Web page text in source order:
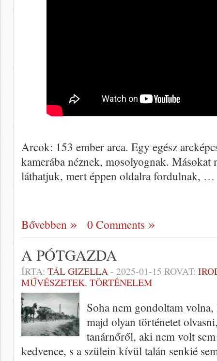
Arcok: 153 ember arca. Egy egész
kamerába néznek, mosolyognak.
láthatjuk, mert éppen oldalra fordulnak, …
Bővebben 0 Comments
A PÓTGAZDA
ÍRTA: TÁL GIZELLA- 2025-01-15 ROVAT:
MŰVÉSZETEK, TÖRTÉNELEM
Soha nem gondoltam
majd olyan történetet
tanárnőről, aki nem volt
kedvence, s a szülein kívül talán senkié